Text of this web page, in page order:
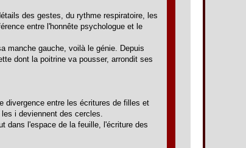
des gestes, du rythme respiratoire, les
entre l'honnête psychologue et le
manche gauche, voilà le génie. Depuis
dont la poitrine va pousser, arrondit ses
divergence entre les écritures de filles et
i deviennent des cercles.
dans l'espace de la feuille, l'écriture des